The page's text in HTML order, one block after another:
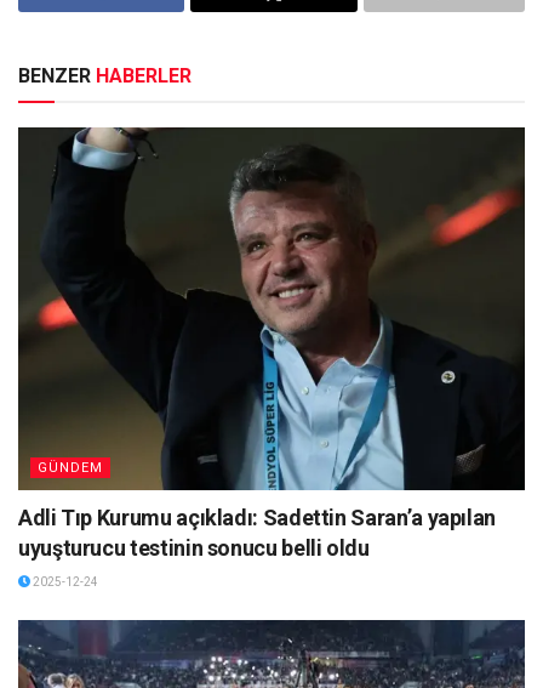
BENZER HABERLER
GÜNDEM
Adli Tıp Kurumu açıkladı: Sadettin Saran’a yapılan
uyuşturucu testinin sonucu belli oldu
2025-12-24